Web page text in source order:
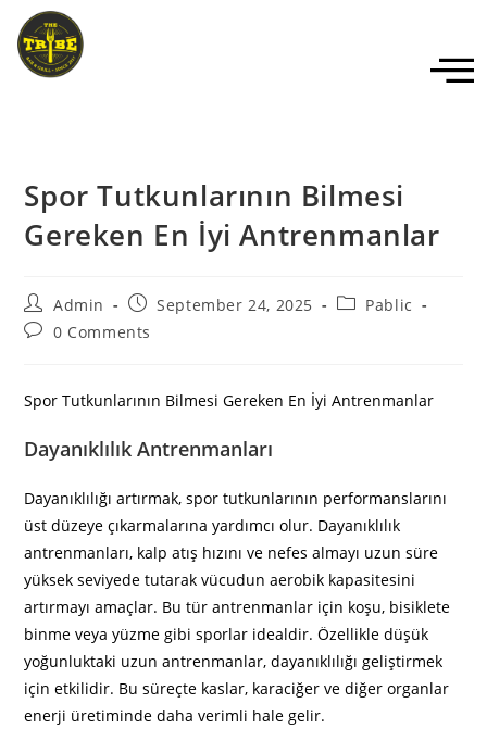
Spor Tutkunlarının Bilmesi
Gereken En İyi Antrenmanlar
Admin September 24, 2025
Pablic
0 Comments
Spor Tutkunlarının Bilmesi Gereken En İyi Antrenmanlar
Dayanıklılık Antrenmanları
Dayanıklılığı artırmak, spor tutkunlarının performanslarını
üst düzeye çıkarmalarına yardımcı olur. Dayanıklılık
antrenmanları, kalp atış hızını ve nefes almayı uzun süre
yüksek seviyede tutarak vücudun aerobik kapasitesini
artırmayı amaçlar. Bu tür antrenmanlar için koşu, bisiklete
binme veya yüzme gibi sporlar idealdir. Özellikle düşük
yoğunluktaki uzun antrenmanlar, dayanıklılığı geliştirmek
için etkilidir. Bu süreçte kaslar, karaciğer ve diğer organlar
enerji üretiminde daha verimli hale gelir.